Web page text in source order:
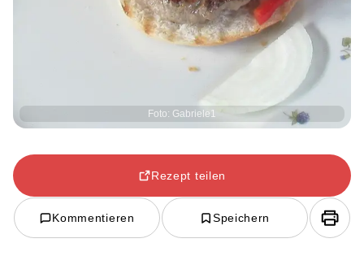
Foto: Gabriele1
Rezept teilen
Kommentieren Speichern